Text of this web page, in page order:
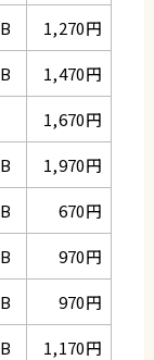
1,270円
1,470円
1,670円
1,970円
670円
970円
970円
1,170円